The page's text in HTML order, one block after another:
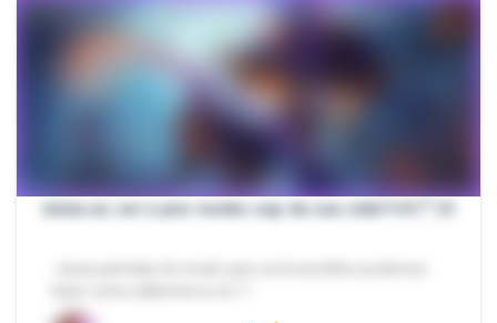
deixa eu ser a pior neeko sup da sua vida?ෆ꒰⌗´͈꒳´͈⌗꒱